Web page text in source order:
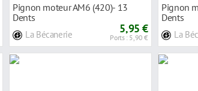
Pignon moteur AM6 (420)- 13
Dents
La Bécanerie 5,95 €
Ports : 5,90 €
Pignon
Dents
La